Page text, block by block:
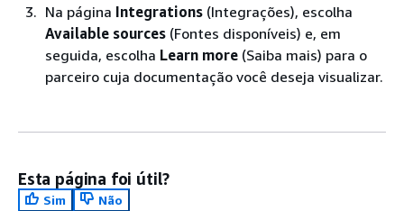
Na página Integrations (Integrações), escolha
Available sources (Fontes disponíveis) e, em
seguida, escolha Learn more (Saiba mais) para o
parceiro cuja documentação você deseja visualizar.
Esta página foi útil?
Sim
Não